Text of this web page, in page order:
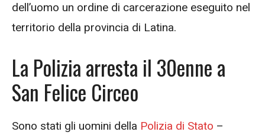
dell’uomo un ordine di carcerazione eseguito nel
territorio della provincia di Latina.
La Polizia arresta il 30enne a
San Felice Circeo
Sono stati gli uomini della Polizia di Stato –